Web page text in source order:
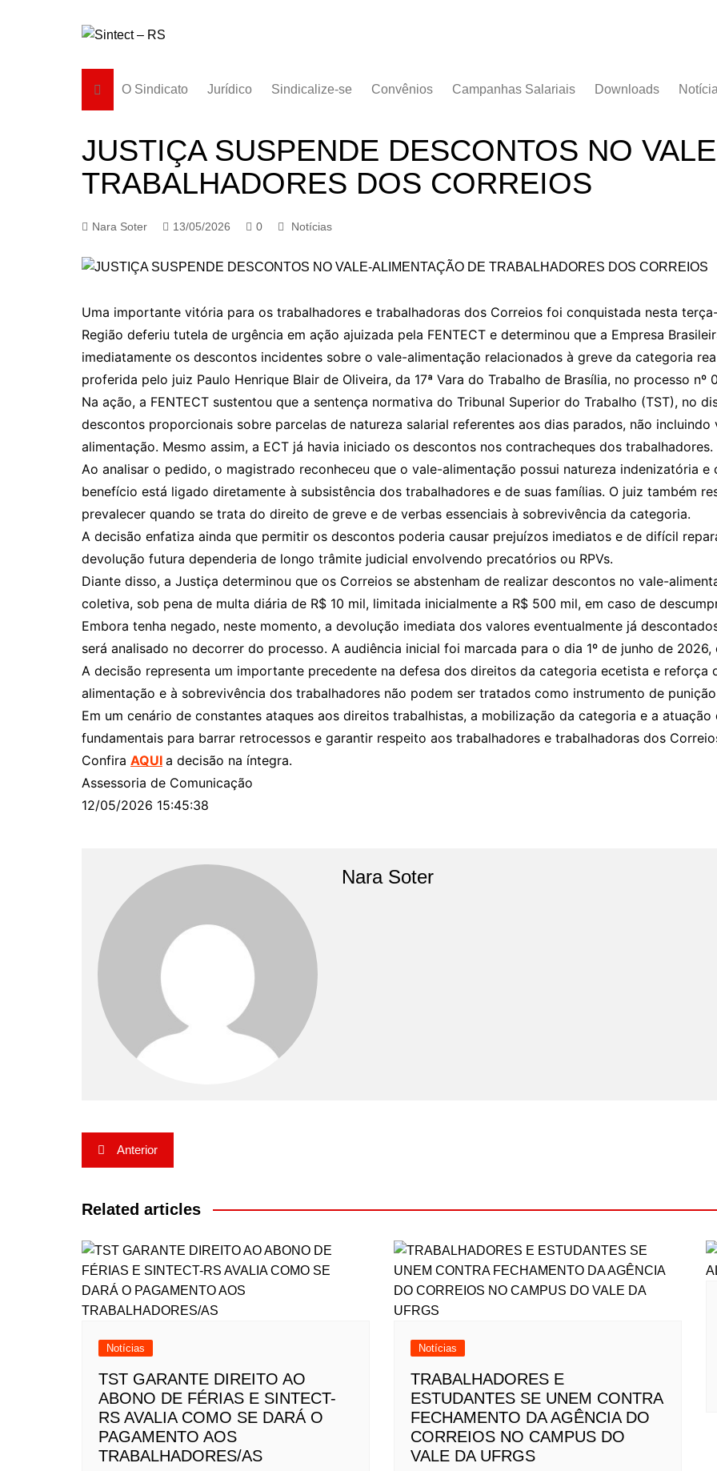
O Sindicato
História
Estatuto
Jurídico Sindicalize-se Convênios Campanhas Salariais
Campanha Salarial
2017/2018
Downloads
Acordos Coletivos
JUSTIÇA SUSPENDE DESCONTOS NO
TRABALHADORES DOS CORREIOS
Nara Soter 13/05/2026 0 Notícias
Uma importante vitória para os trabalhadores e trabalhadoras dos Correios foi conquistada nesta
Região deferiu tutela de urgência em ação ajuizada pela FENTECT e determinou que a Empresa
imediatamente os descontos incidentes sobre o vale-alimentação relacionados à greve da categoria
proferida pelo juiz Paulo Henrique Blair de Oliveira, da 17ª Vara do Trabalho de Brasília, no processo nº
Na ação, a FENTECT sustentou que a sentença normativa do Tribunal Superior do Trabalho (TST), no
descontos proporcionais sobre parcelas de natureza salarial referentes aos dias parados, não
alimentação. Mesmo assim, a ECT já havia iniciado os descontos nos contracheques dos trabalhadores.
Ao analisar o pedido, o magistrado reconheceu que o vale-alimentação possui natureza indenizatória
benefício está ligado diretamente à subsistência dos trabalhadores e de suas famílias. O juiz também
prevalecer quando se trata do direito de greve e de verbas essenciais à sobrevivência da categoria.
A decisão enfatiza ainda que permitir os descontos poderia causar prejuízos imediatos e de difícil
devolução futura dependeria de longo trâmite judicial envolvendo precatórios ou RPVs.
Diante disso, a Justiça determinou que os Correios se abstenham de realizar descontos no vale-
coletiva, sob pena de multa diária de R$ 10 mil, limitada inicialmente a R$ 500 mil, em caso de
Embora tenha negado, neste momento, a devolução imediata dos valores eventualmente já
será analisado no decorrer do processo. A audiência inicial foi marcada para o dia 1º de junho de 2026,
A decisão representa um importante precedente na defesa dos direitos da categoria ecetista e reforça
alimentação e à sobrevivência dos trabalhadores não podem ser tratados como instrumento de
Em um cenário de constantes ataques aos direitos trabalhistas, a mobilização da categoria e a
fundamentais para barrar retrocessos e garantir respeito aos trabalhadores e trabalhadoras dos
Confira AQUI a decisão na íntegra.
Assessoria de Comunicação
12/05/2026 15:45:38
Nara Soter
Navegação
de
Post
Anterior
Related articles
Notícias
TST GARANTE DIREITO AO
ABONO DE FÉRIAS E SINTECT-
RS AVALIA COMO SE DARÁ O
PAGAMENTO AOS
TRABALHADORES/AS
Notícias
TRABALHADORES E
ESTUDANTES SE UNEM CONTRA
FECHAMENTO DA AGÊNCIA DO
CORREIOS NO CAMPUS DO
VALE DA UFRGS